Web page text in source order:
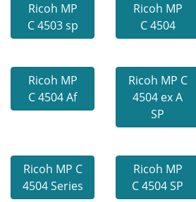
Ricoh MP
C 4503 sp
Ricoh MP
C 4504
Ricoh MP
C 4504 Af
Ricoh MP C
4504 ex A
SP
Ricoh MP C
4504 Series
Ricoh MP
C 4504 SP